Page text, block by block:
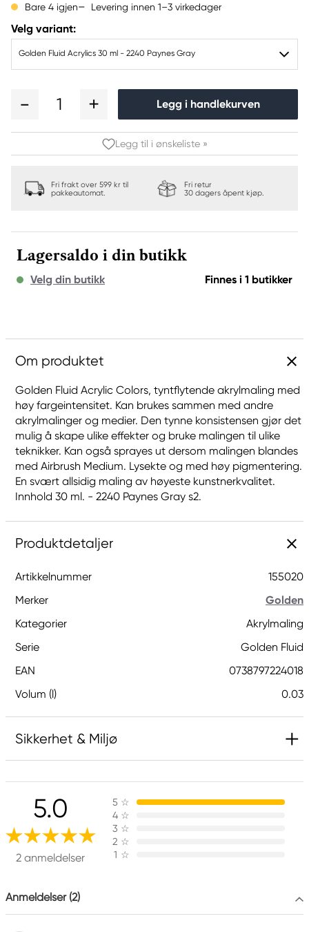
Bare 4 igjen Levering innen 1–3 virkedager
Velg variant:
Golden Fluid Acrylics 30 ml - 2240 Paynes Gray
1 Legg i handlekurven
Legg til i ønskeliste »
Fri frakt over 599 kr til
pakkeautomat.
Fri retur
30 dagers åpent kjøp.
Lagersaldo i din butikk
Velg din butikk Finnes i 1 butikker
Om produktet
Golden Fluid Acrylic Colors, tyntflytende akrylmaling med
høy fargeintensitet. Kan brukes sammen med andre
akrylmalinger og medier. Den tynne konsistensen gjør det
mulig å skape ulike effekter og bruke malingen til ulike
teknikker. Kan også sprayes ut dersom malingen blandes
med Airbrush Medium. Lysekte og med høy pigmentering.
En svært allsidig maling av høyeste kunstnerkvalitet.
Innhold 30 ml. - 2240 Paynes Gray s2.
Produktdetaljer
Artikkelnummer
155020
Merker
Golden
Kategorier
Akrylmaling
Serie
Golden Fluid
EAN
0738797224018
Volum (l)
0.03
Sikkerhet & Miljø
Ansvarlig EU
Golden
Royal Talens Netherlands
Sophialaan 46
7311 PD Apeldoorn, Netherlands
Produsent
5.0
2 anmeldelser
5 ☆
4 ☆
3 ☆
2 ☆
1 ☆
Anmeldelser (2)